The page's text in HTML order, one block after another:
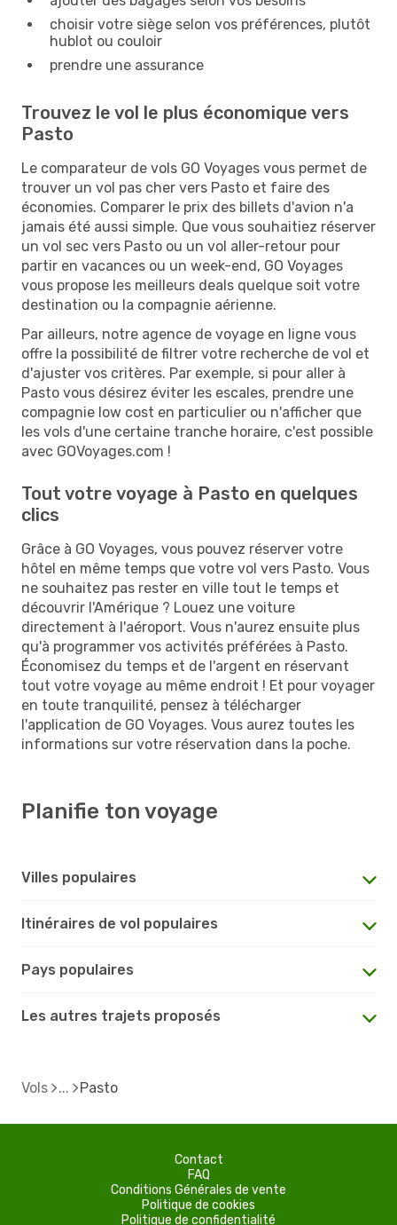
choisir votre siège selon vos préférences, plutôt
hublot ou couloir
prendre une assurance
Trouvez le vol le plus économique vers
Pasto
Le comparateur de vols GO Voyages vous permet de
trouver un vol pas cher vers Pasto et faire des
économies. Comparer le prix des billets d'avion n'a
jamais été aussi simple. Que vous souhaitiez réserver
un vol sec vers Pasto ou un vol aller-retour pour
partir en vacances ou un week-end, GO Voyages
vous propose les meilleurs deals quelque soit votre
destination ou la compagnie aérienne.
Par ailleurs, notre agence de voyage en ligne vous
offre la possibilité de filtrer votre recherche de vol et
d'ajuster vos critères. Par exemple, si pour aller à
Pasto vous désirez éviter les escales, prendre une
compagnie low cost en particulier ou n'afficher que
les vols d'une certaine tranche horaire, c'est possible
avec GOVoyages.com !
Tout votre voyage à Pasto en quelques
clics
Grâce à GO Voyages, vous pouvez réserver votre
hôtel en même temps que votre vol vers Pasto. Vous
ne souhaitez pas rester en ville tout le temps et
découvrir l'Amérique ? Louez une voiture
directement à l'aéroport. Vous n'aurez ensuite plus
qu'à programmer vos activités préférées à Pasto.
Économisez du temps et de l'argent en réservant
tout votre voyage au même endroit ! Et pour voyager
en toute tranquilité, pensez à télécharger
l'application de GO Voyages. Vous aurez toutes les
informations sur votre réservation dans la poche.
Planifie ton voyage
Villes populaires
Itinéraires de vol populaires
Pays populaires
Les autres trajets proposés
Vols Pasto
Contact
FAQ
Conditions Générales de vente
Politique de cookies
Politique de confidentialité